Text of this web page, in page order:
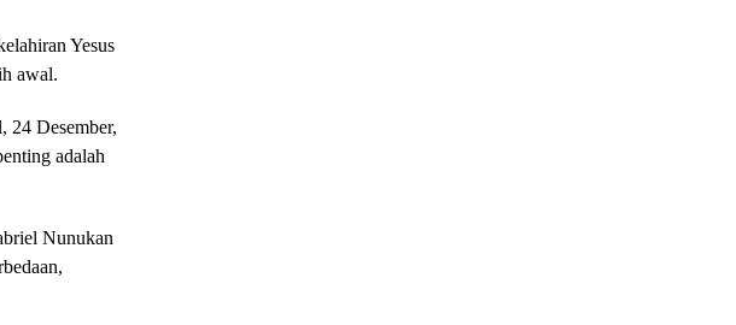
Yesus
awal.
24 Desember,
adalah
Nunukan